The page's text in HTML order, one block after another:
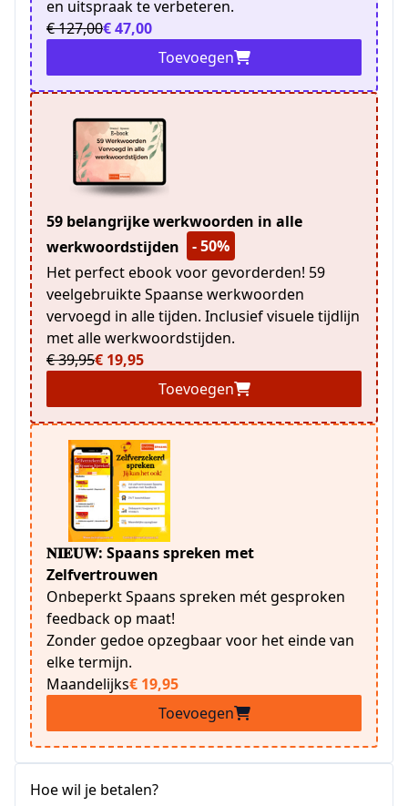
en uitspraak te verbeteren.
€ 127,00€ 47,00
Toevoegen
59 belangrijke werkwoorden in alle
werkwoordstijden
- 50%
Het perfect ebook voor gevorderden! 59
veelgebruikte Spaanse werkwoorden
vervoegd in alle tijden. Inclusief visuele tijdlijn
met alle werkwoordstijden.
€ 39,95€ 19,95
Toevoegen
𝐍𝐈𝐄𝐔𝐖: Spaans spreken met
Zelfvertrouwen
Onbeperkt Spaans spreken mét gesproken
feedback op maat!
Zonder gedoe opzegbaar voor het einde van
elke termijn.
Maandelijks€ 19,95
Toevoegen
Hoe wil je betalen?